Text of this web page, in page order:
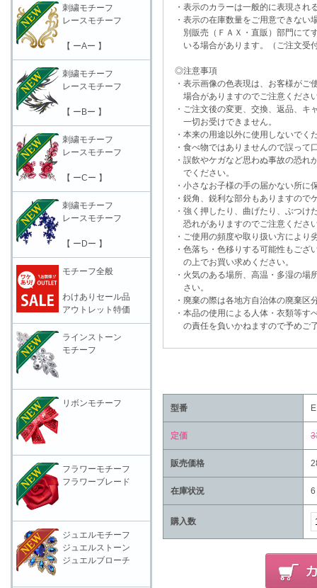
・表示のカラーは一般的に表現され
・表示の在庫数量をご用意できな
別販売（ＦＡＸ・直販）部門にて
いる場合があります。（ご注文受
◎注意事項
・表示画像の色表現は、お客様がご
場合がありますのでご注意くださ
・ご注文後の変更、交換、返品、キ
一切お受けできません。
・本来の用途以外に使用しないでく
・食べ物ではありませんので誤って
・誤飲やケガなど思わぬ事故の恐れ
でください。
・小さなお子様の手の届かない所に
・鋭角、鋭利な部分もありますので
・強く押したり、曲げたり、ぶつけ
恐れがありますのでご注意くださ
・ご使用の頻度や取り扱い方により
・色落ち・色移りする可能性もござ
の上でお買い求めください。
・火気のある場所、高温・多湿の場
さい。
・廃棄の際は各地方自治体の廃棄区
・本品の使用による人体・衣類等す
の責任を負いかねますので予めご
型番
定価
販売価格
在庫状況 6
購入数
刺繍モチーフ
レースモチーフ
【 ーAー 】
刺繍モチーフ
レースモチーフ
【 ーBー 】
刺繍モチーフ
レースモチーフ
【 ーCー 】
刺繍モチーフ
レースモチーフ
【 ーDー 】
モチーフ全般
わけありセール品
アウトレット特価
ラインストーン
モチーフ
リボンモチーフ
フラワーモチーフ
フラワーブレード
ジュエルモチーフ
ジュエルストーン
ジュエルブローチ